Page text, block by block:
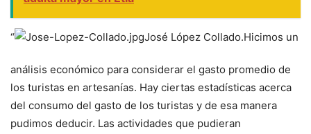
“ José López Collado.Hicimos un
análisis económico para considerar el gasto promedio de
los turistas en artesanías. Hay ciertas estadísticas acerca
del consumo del gasto de los turistas y de esa manera
pudimos deducir. Las actividades que pudieran